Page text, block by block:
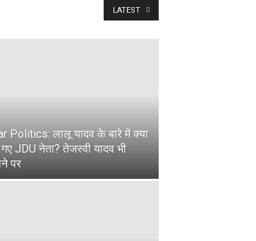
LATEST
Politics: लालू यादव के बारे में क्या
JDU नेता? तेजस्वी यादव भी
पर